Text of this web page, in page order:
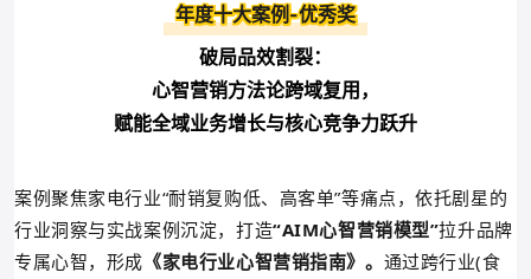
年度十大案例-优秀奖
破局品效割裂：
心智营销方法论跨域复用，
赋能全域业务增长与核心竞争力跃升
案例聚焦家电行业“耐销复购低、高客单”等痛点，依托剧星的
行业洞察与实战案例沉淀，打造“AIM心智营销模型”拉升品牌
专属心智，形成 《家电行业心智营销指南》。 通过跨行业(食